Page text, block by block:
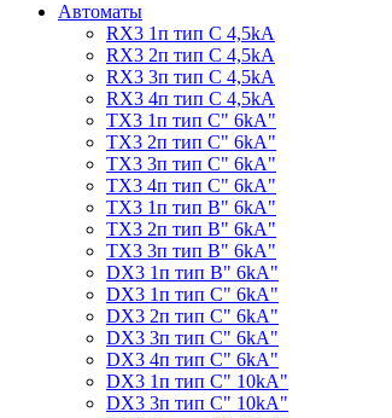
Автоматы
RX3 1п тип C 4,5kA
RX3 2п тип C 4,5kA
RX3 3п тип C 4,5kA
RX3 4п тип C 4,5kA
TX3 1п тип C" 6kA"
TX3 2п тип C" 6kA"
TX3 3п тип C" 6kA"
TX3 4п тип C" 6kA"
TX3 1п тип B" 6kA"
TX3 2п тип B" 6kA"
TX3 3п тип B" 6kA"
DX3 1п тип B" 6kA"
DX3 1п тип C" 6kA"
DX3 2п тип C" 6kA"
DX3 3п тип C" 6kA"
DX3 4п тип C" 6kA"
DX3 1п тип C" 10kA"
DX3 3п тип C" 10kA"